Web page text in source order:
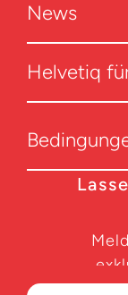
News
Helvetiq